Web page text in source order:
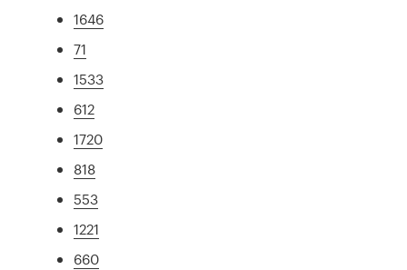
1646
71
1533
612
1720
818
553
1221
660